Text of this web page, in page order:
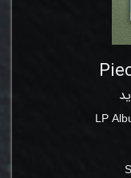
LP